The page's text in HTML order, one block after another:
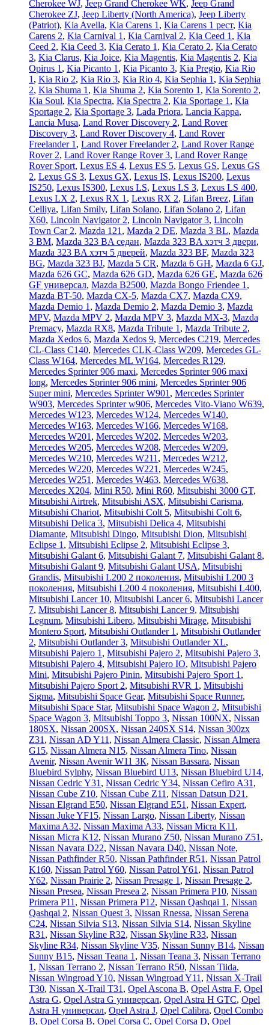
Cherokee WJ, Jeep Grand Cherokee WK, Jeep Grand
Cherokee ZJ, Jeep Liberty (North America), Jeep Liberty
(Patriot), Kia Avella, Kia Carens 1 , Kia Carens 1 рест, Kia
Carens 2, Kia Carnival 1 , Kia Carnival 2, Kia Ceed 1 , Kia
Ceed 2, Kia Ceed 3, Kia Cerato 1 , Kia Cerato 2, Kia Cerato
3, Kia Clarus, Kia Joice, Kia Magentis, Kia Magentis 2, Kia
Opirus 1 , Kia Picanto 1 , Kia Picanto 3, Kia Pregio, Kia Rio
1 , Kia Rio 2, Kia Rio 3, Kia Rio 4, Kia Sephia 1 , Kia Sephia
2, Kia Shuma 1 , Kia Shuma 2, Kia Sorento 1 , Kia Sorento 2,
Kia Soul, Kia Spectra, Kia Spectra 2, Kia Sportage 1 , Kia
Sportage 2, Kia Sportage 3, Lada Priora, Lancia Kappa,
Lancia Musa, Land Rover Discovery 2, Land Rover
Discovery 3, Land Rover Discovery 4, Land Rover
Freelander 1 , Land Rover Freelander 2, Land Rover Range
Rover 2, Land Rover Range Rover 3, Land Rover Range
Rover Sport, Lexus ES 4, Lexus ES 5, Lexus GS, Lexus GS
2, Lexus GS 3, Lexus GX, Lexus IS, Lexus IS200, Lexus
IS250, Lexus IS300, Lexus LS, Lexus LS 3, Lexus LS 400,
Lexus LX 2, Lexus RX 1 , Lexus RX 2, Lifan Breez, Lifan
Celliya, Lifan Smily, Lifan Solano, Lifan Solano 2, Lifan
X60, Lincoln Navigator 2, Lincoln Navigator 3, Lincoln
Town Car 2, Mazda 121 , Mazda 2 DE, Mazda 3 BL, Mazda
3 BM, Mazda 323 BA седан, Mazda 323 BA хэтч 3 двери,
Mazda 323 BA хэтч 5 дверей, Mazda 323 BF, Mazda 323
BG, Mazda 323 BJ, Mazda 5 CR, Mazda 6 GH, Mazda 6 GJ,
Mazda 626 GC, Mazda 626 GD, Mazda 626 GE, Mazda 626
GF универсал, Mazda B2500, Mazda Bongo Friendee 1 ,
Mazda BT-50, Mazda CX-5, Mazda CX7, Mazda CX9,
Mazda Demio 1 , Mazda Demio 2, Mazda Demio 3, Mazda
MPV, Mazda MPV 2, Mazda MPV 3, Mazda MX-3, Mazda
Premacy, Mazda RX8, Mazda Tribute 1 , Mazda Tribute 2,
Mazda Xedos 6, Mazda Xedos 9, Mercedes C219, Mercedes
CL-Class C140, Mercedes CLK-Class W209, Mercedes GL-
Class W164, Mercedes ML W164, Mercedes R129,
Mercedes Sprinter 906 maxi, Mercedes Sprinter 906 maxi
long, Mercedes Sprinter 906 mini, Mercedes Sprinter 906
Super mini, Mercedes Sprinter W901 , Mercedes Sprinter
W903, Mercedes Sprinter w906, Mercedes Vito-Viano W639,
Mercedes W123, Mercedes W124, Mercedes W140,
Mercedes W163, Mercedes W166, Mercedes W168,
Mercedes W201 , Mercedes W202, Mercedes W203,
Mercedes W205, Mercedes W208, Mercedes W209,
Mercedes W210, Mercedes W211 , Mercedes W212,
Mercedes W220, Mercedes W221 , Mercedes W245,
Mercedes W251 , Mercedes W463, Mercedes W638,
Mercedes X204, Mini R50, Mini R60, Mitsubishi 3000 GT,
Mitsubishi Airtrek, Mitsubishi ASX, Mitsubishi Carisma,
Mitsubishi Chariot, Mitsubishi Colt 5, Mitsubishi Colt 6,
Mitsubishi Delica 3, Mitsubishi Delica 4, Mitsubishi
Diamante, Mitsubishi Dingo, Mitsubishi Dion, Mitsubishi
Eclipse 1 , Mitsubishi Eclipse 2, Mitsubishi Eclipse 3,
Mitsubishi Galant 6, Mitsubishi Galant 7, Mitsubishi Galant 8,
Mitsubishi Galant 9, Mitsubishi Galant USA, Mitsubishi
Grandis, Mitsubishi L200 2 поколения, Mitsubishi L200 3
поколения, Mitsubishi L200 4 поколения, Mitsubishi L400,
Mitsubishi Lancer 10, Mitsubishi Lancer 6, Mitsubishi Lancer
7, Mitsubishi Lancer 8, Mitsubishi Lancer 9, Mitsubishi
Legnum, Mitsubishi Libero, Mitsubishi Mirage, Mitsubishi
Montero Sport, Mitsubishi Outlander 1 , Mitsubishi Outlander
2, Mitsubishi Outlander 3, Mitsubishi Outlander XL,
Mitsubishi Pajero 1 , Mitsubishi Pajero 2, Mitsubishi Pajero 3,
Mitsubishi Pajero 4, Mitsubishi Pajero IO, Mitsubishi Pajero
Mini, Mitsubishi Pajero Pinin, Mitsubishi Pajero Sport 1 ,
Mitsubishi Pajero Sport 2, Mitsubishi RVR 1 , Mitsubishi
Sigma, Mitsubishi Space Gear, Mitsubishi Space Runner,
Mitsubishi Space Star, Mitsubishi Space Wagon 2, Mitsubishi
Space Wagon 3, Mitsubishi Toppo 3, Nissan 100NX, Nissan
180SX, Nissan 200SX, Nissan 240SX S14, Nissan 300zx
Z31 , Nissan AD Y11 , Nissan Almera Classic, Nissan Almera
G15, Nissan Almera N15, Nissan Almera Tino, Nissan
Avenir, Nissan Avenir W11 ЗК, Nissan Bassara, Nissan
Bluebird Sylphy, Nissan Bluebird U13, Nissan Bluebird U14,
Nissan Cedric Y31 , Nissan Cedric Y34, Nissan Cefiro A31 ,
Nissan Cube Z10, Nissan Cube Z11 , Nissan Datsun D21 ,
Nissan Elgrand E50, Nissan Elgrand E51 , Nissan Expert,
Nissan Juke YF15, Nissan Largo, Nissan Liberty, Nissan
Maxima A32, Nissan Maxima A33, Nissan Micra K11 ,
Nissan Micra K12, Nissan Murano Z50, Nissan Murano Z51 ,
Nissan Navara D22, Nissan Navara D40, Nissan Note,
Nissan Pathfinder R50, Nissan Pathfinder R51 , Nissan Patrol
K160, Nissan Patrol Y60, Nissan Patrol Y61 , Nissan Patrol
Y62, Nissan Prairie 2, Nissan Presage 1 , Nissan Presage 2,
Nissan Presea, Nissan Presea 2, Nissan Primera P10, Nissan
Primera P11 , Nissan Primera P12, Nissan Qashqai 1 , Nissan
Qashqai 2, Nissan Quest 3, Nissan Rnessa, Nissan Serena
C24, Nissan Silvia S13, Nissan Silvia S14, Nissan Skyline
R31 , Nissan Skyline R32, Nissan Skyline R33, Nissan
Skyline R34, Nissan Skyline V35, Nissan Sunny B14, Nissan
Sunny B15, Nissan Teana 1 , Nissan Teana 3, Nissan Terrano
1 , Nissan Terrano 2, Nissan Terrano R50, Nissan Tiida,
Nissan Wingroad Y10, Nissan Wingroad Y11 , Nissan X-Trail
T30, Nissan X-Trail T31 , Opel Ascona B, Opel Astra F, Opel
Astra G, Opel Astra G универсал, Opel Astra H GTC, Opel
Astra H универсал, Opel Astra J, Opel Calibra, Opel Combo
B, Opel Corsa B, Opel Corsa C, Opel Corsa D, Opel